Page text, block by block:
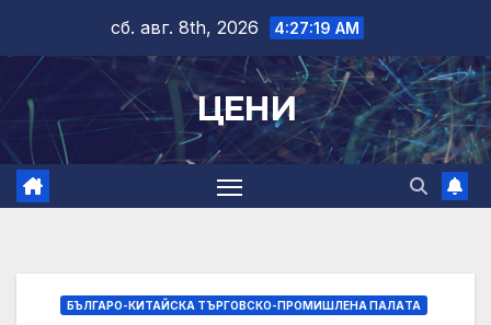
content
сб. авг. 8th, 2026 4:27:20 AM
ЦЕНИ
БЪЛГАРО-КИТАЙСКА ТЪРГОВСКО-ПРОМИШЛЕНА ПАЛAТА